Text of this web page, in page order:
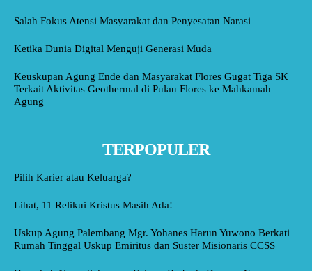
Salah Fokus Atensi Masyarakat dan Penyesatan Narasi
Ketika Dunia Digital Menguji Generasi Muda
Keuskupan Agung Ende dan Masyarakat Flores Gugat Tiga SK
Terkait Aktivitas Geothermal di Pulau Flores ke Mahkamah
Agung
TERPOPULER
Pilih Karier atau Keluarga?
Lihat, 11 Relikui Kristus Masih Ada!
Uskup Agung Palembang Mgr. Yohanes Harun Yuwono Berkati
Rumah Tinggal Uskup Emiritus dan Suster Misionaris CCSS